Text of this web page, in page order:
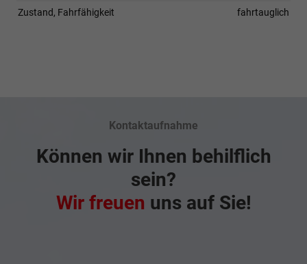
Zustand, Fahrfähigkeit
fahrtauglich
Kontaktaufnahme
Können wir Ihnen behilflich
sein?
Wir freuen uns auf Sie!